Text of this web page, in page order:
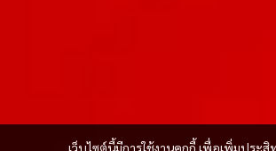
เว็บไซต์นี้มีการใช้งานคุกกี้ เพื่อเพิ่มประ